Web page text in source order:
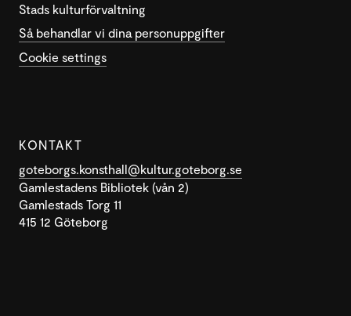
Stads kulturförvaltning
Så behandlar vi dina personuppgifter
Cookie settings
KONTAKT
goteborgs.konsthall@kultur.goteborg.se
Gamlestadens Bibliotek (vån 2)
Gamlestads Torg 11
415 12 Göteborg